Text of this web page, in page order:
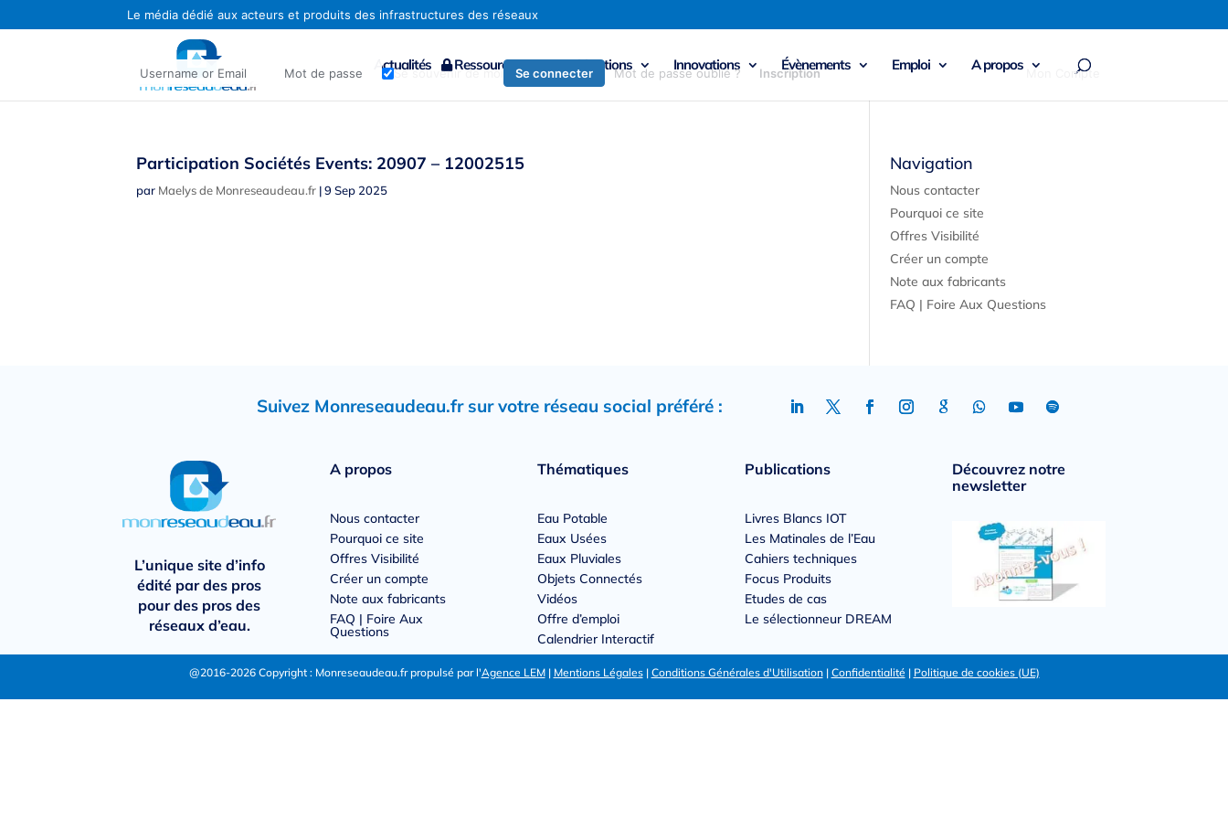
Actualités Ressources Publications Innovations Évènements Emploi A propos
Participation Sociétés Events: 20907 – 12002515
par Maelys de Monreseaudeau.fr |9 Sep 2025
Navigation
Nous contacter
Pourquoi ce site
Offres Visibilité
Créer un compte
Note aux fabricants
FAQ | Foire Aux Questions
Suivez Monreseaudeau.fr sur votre réseau social préféré :
L’unique site d’info
édité par des pros
pour des pros des
réseaux d’eau.
A propos
Nous contacter
Pourquoi ce site
Offres Visibilité
Créer un compte
Note aux fabricants
FAQ | Foire Aux
Questions
Thématiques
Eau Potable
Eaux Usées
Eaux Pluviales
Objets Connectés
Vidéos
Offre d’emploi
Calendrier Interactif
Publications
Livres Blancs IOT
Les Matinales de l’Eau
Cahiers techniques
Focus Produits
Etudes de cas
Le sélectionneur DREAM
Découvrez notre
newsletter
@2016-2026 Copyright : Monreseaudeau.fr propulsé par l'Agence LEM| Mentions Légales| Conditions Générales d'Utilisation| Confidentialité | Politique de cookies (UE)
Identifiant ou adresse e-mail
Mot de passe
Se souvenir de moi Se connecter Mot de passe oublié ? Inscription Mon Compte